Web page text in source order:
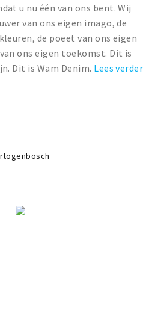
u nu één van ons bent. Wij
van ons eigen imago, de
de poëet van ons eigen
ons eigen toekomst. Dit is
Dit is Wam Denim. Lees verder